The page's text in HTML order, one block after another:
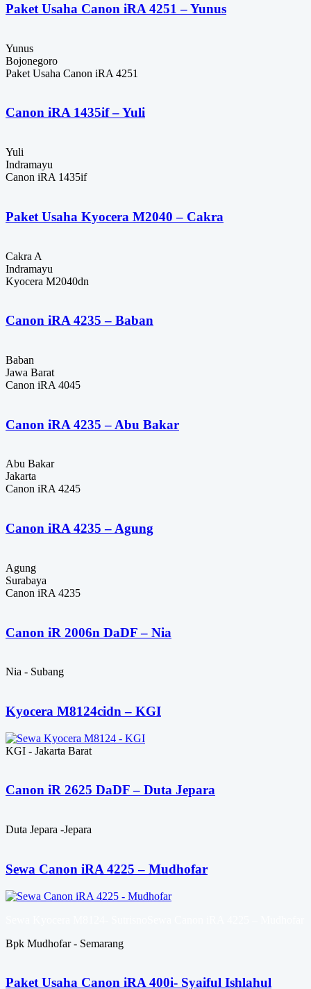
Paket Usaha Canon iRA 4251 – Yunus
Yunus
Bojonegoro
Paket Usaha Canon iRA 4251
Canon iRA 1435if – Yuli
Yuli
Indramayu
Canon iRA 1435if
Paket Usaha Kyocera M2040 – Cakra
Cakra A
Indramayu
Kyocera M2040dn
Canon iRA 4235 – Baban
Baban
Jawa Barat
Canon iRA 4045
Canon iRA 4235 – Abu Bakar
Abu Bakar
Jakarta
Canon iRA 4245
Canon iRA 4235 – Agung
Agung
Surabaya
Canon iRA 4235
Canon iR 2006n DaDF – Nia
Nia - Subang
Kyocera M8124cidn – KGI
KGI - Jakarta Barat
Canon iR 2625 DaDF – Duta Jepara
Duta Jepara -Jepara
Sewa Canon iRA 4225 – Mudhofar
Bpk Mudhofar - Semarang
Paket Usaha Canon iRA 400i- Syaiful Ishlahul